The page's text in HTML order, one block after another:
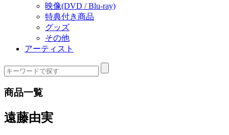
映像(DVD / Blu-ray)
特典付き商品
グッズ
その他
アーティスト
商品一覧
遠藤由実